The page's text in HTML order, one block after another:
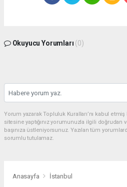
Okuyucu Yorumları (0)
Yorum yazarak Topluluk Kuralları’nı kabul
sitesine yaptığınız yorumunuzla ilgili doğrudan
başınıza üstleniyorsunuz. Yazılan tüm
sorumlu tutulamaz.
Anasayfa İstanbul